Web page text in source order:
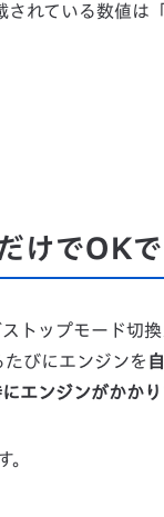
されている数値
けでOK
トップモード切
びにエンジンを
エンジンがかかり
。